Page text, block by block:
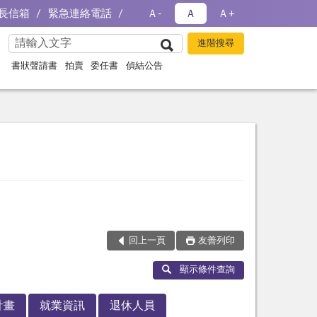
信箱 緊急連絡電話 Ａ- Ａ Ａ+
書狀聲請書 拍賣 委任書 偵結公告
回上一頁 友善列印
顯示條件查詢
畫 就業資訊 退休人員